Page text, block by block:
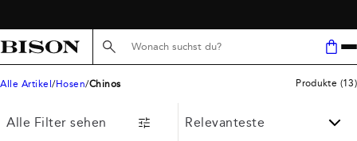
Suche hier...
Alle Artikel Hosen Chinos Produkte (13)
Alle Filter sehen